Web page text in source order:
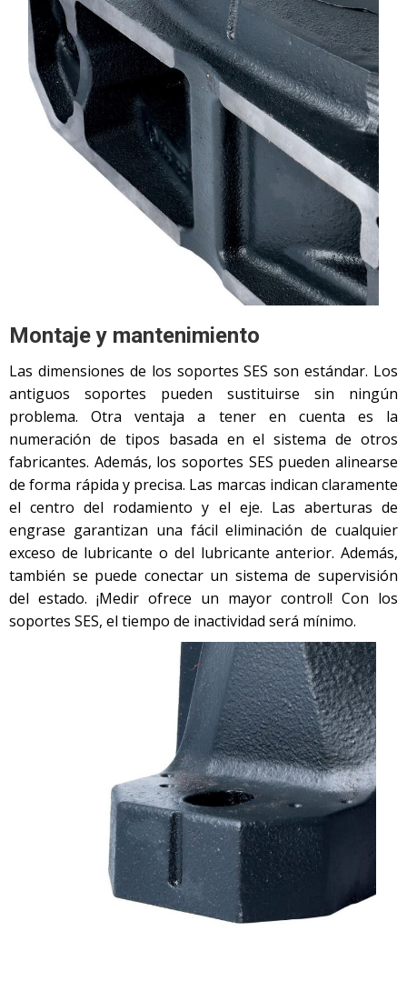
Montaje y mantenimiento
Las dimensiones de los soportes SES son estándar. Los
antiguos soportes pueden sustituirse sin ningún
problema. Otra ventaja a tener en cuenta es la
numeración de tipos basada en el sistema de otros
fabricantes. Además, los soportes SES pueden alinearse
de forma rápida y precisa. Las marcas indican claramente
el centro del rodamiento y el eje. Las aberturas de
engrase garantizan una fácil eliminación de cualquier
exceso de lubricante o del lubricante anterior. Además,
también se puede conectar un sistema de supervisión
del estado. ¡Medir ofrece un mayor control! Con los
soportes SES, el tiempo de inactividad será mínimo.